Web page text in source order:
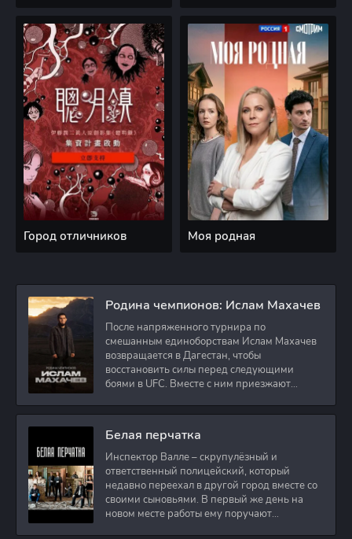
Город отличников Моя родная
Родина чемпионов: Ислам Махачев
После напряженного турнира по
смешанным единоборствам Ислам Махачев
возвращается в Дагестан, чтобы
восстановить силы перед следующими
боями в UFC. Вместе с ним приезжают
Белая перчатка
Инспектор Валле – скрупулёзный и
ответственный полицейский, который
недавно переехал в другой город вместе со
своими сыновьями. В первый же день на
новом месте работы ему поручают